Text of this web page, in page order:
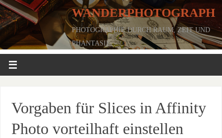
WANDERPHOTOGRAPH
PHOTOGRAPHIE DURCH RAUM, ZEIT UND
PHANTASIE
Vorgaben für Slices in Affinity
Photo vorteilhaft einstellen